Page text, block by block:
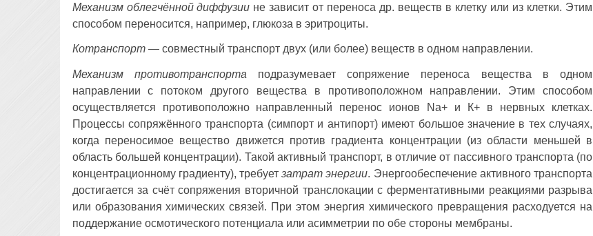
Механизм облегчённой диффузии не зависит от переноса др. веществ в клетку или из клетки. Этим
способом переносится, например, глюкоза в эритроциты.
Котранспорт— совместный транспорт двух (или более) веществ в одном направлении.
Механизм противотранспорта подразумевает сопряжение переноса вещества в одном
направлении с потоком другого вещества в противоположном направлении. Этим способом
осуществляется противоположно направленный перенос ионов Na+ и К+ в нервных клетках.
Процессы сопряжённого транспорта (симпорт и антипорт) имеют большое значение в тех случаях,
когда переносимое вещество движется против градиента концентрации (из области меньшей в
область большей концентрации). Такой активный транспорт, в отличие от пассивного транспорта (по
концентрационному градиенту), требуетзатрат энергии. Энергообеспечение активного транспорта
достигается за счёт сопряжения вторичной транслокации с ферментативными реакциями разрыва
или образования химических связей. При этом энергия химического превращения расходуется на
поддержание осмотического потенциала или асимметрии по обе стороны мембраны.